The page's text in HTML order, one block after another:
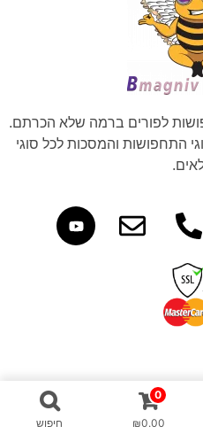
לפורים ברמה שלא הכרתם.
התחפושות והמסכות לכל סוגי
0
₪0.00 חיפוש